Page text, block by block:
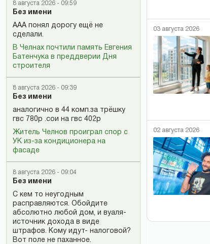
8 августа 2026 - 09:59
Без имени
ААА понял дорогу ещё не
сделали.
В Челнах почтили память Евгения
Батенчука в преддверии Дня
строителя
8 августа 2026 - 09:39
Без имени
аналогично в 44 комп.за трёшку
гвс 780р .сои на гвс 402р
Житель Челнов проиграл спор с
УК из-за кондиционера на
фасаде
8 августа 2026 - 09:04
Без имени
С кем то неугодным
расправляются. Обойдите
абсолютно любой дом, и вуаля-
источник дохода в виде
штрафов. Кому идут- налоговой?
Вот поле не паханное.
03 августа 2026
02 августа 2026